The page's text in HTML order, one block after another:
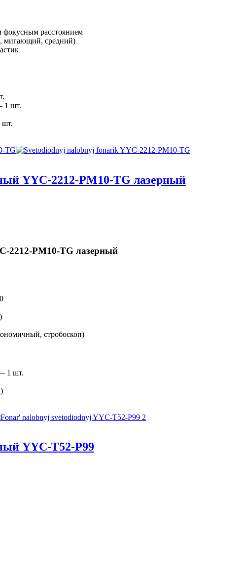
фокусным расстоянием
мигающий, средний)
1 шт.
шт.
YYC-2212-PM10-TG лазерный
2212-PM10-TG лазерный
стробоскоп)
1 шт.
YYC-T52-P99